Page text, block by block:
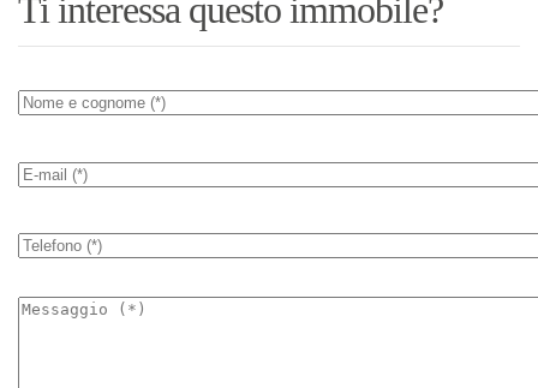
Ti interessa questo immobile?